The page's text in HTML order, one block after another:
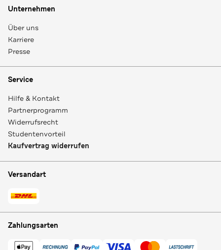
Unternehmen
Über uns
Karriere
Presse
Service
Hilfe & Kontakt
Partnerprogramm
Widerrufsrecht
Studentenvorteil
Kaufvertrag widerrufen
Versandart
Zahlungsarten